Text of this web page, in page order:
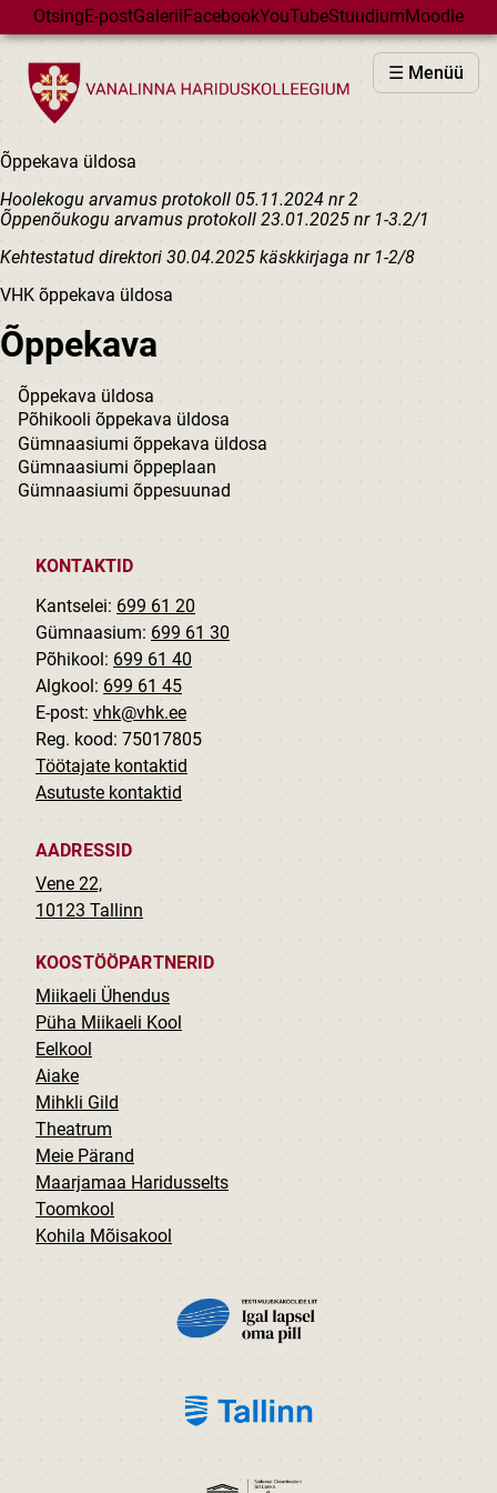
Skip to main content
OtsingE-postGaleriiFacebookYouTubeStuudiumMoodle
☰ Menüü
VHK
VASTUVÕTT
GÜMNAASIUM
MAJAD
HUVIÕPE
Õppekava üldosa
Hoolekogu arvamus protokoll 05.11.2024 nr 2
Õppenõukogu arvamus protokoll 23.01.2025 nr 1-3.2/1
Kehtestatud direktori 30.04.2025 käskkirjaga nr 1-2/8
VHK õppekava üldosa
Õppekava
Õppekava üldosa
Põhikooli õppekava üldosa
Gümnaasiumi õppekava üldosa
Gümnaasiumi õppeplaan
Gümnaasiumi õppesuunad
KONTAKTID
Kantselei: 699 61 20
Gümnaasium: 699 61 30
Põhikool: 699 61 40
Algkool: 699 61 45
E-post: vhk@vhk.ee
Reg. kood: 75017805
Töötajate kontaktid
Asutuste kontaktid
AADRESSID
Vene 22,
10123 Tallinn
KOOSTÖÖPARTNERID
Miikaeli Ühendus
Püha Miikaeli Kool
Eelkool
Aiake
Mihkli Gild
Theatrum
Meie Pärand
Maarjamaa Haridusselts
Toomkool
Kohila Mõisakool
PILT
PILT
PILT